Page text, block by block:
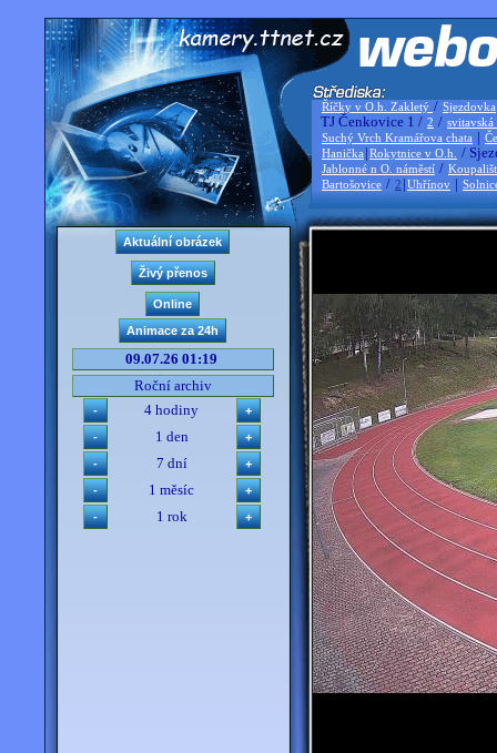
Říčky v O.h. Zakletý / Sjezdovka
TJ Čenkovice 1 / 2 / svitavská
Suchý Vrch Kramářova chata |
Hanička |Rokytnice v O.h. /
Jablonné n O. náměstí /
Bartošovice / 2 |Uhřínov |
09.07.26 01:19
Roční archiv
4 hodiny
1 den
7 dní
1 měsíc
1 rok